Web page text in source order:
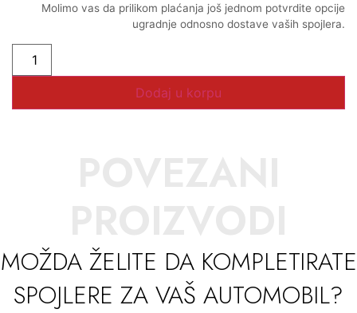
Molimo vas da prilikom plaćanja još jednom potvrdite opcije
ugradnje odnosno dostave vaših spojlera.
Dodaj u korpu
MOŽDA ŽELITE DA KOMPLETIRATE
SPOJLERE ZA VAŠ AUTOMOBIL?